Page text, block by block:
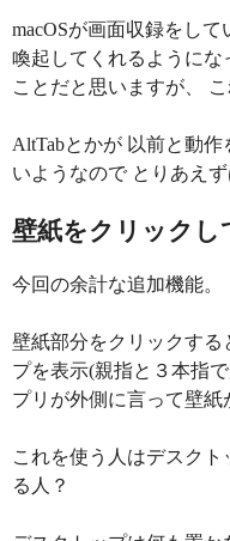
macOSが画面収録をし
喚起してくれるように
ことだと思いますが、
AltTabとかが 以前と動
いようなので とりあえ
壁紙をクリック
今回の余計な追加機能。
壁紙部分をクリックする
プを表示(親指と３本指
プリが外側に言って壁紙
これを使う人はデスク
る人？